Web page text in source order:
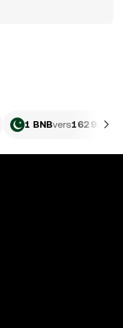
1 BNBvers162